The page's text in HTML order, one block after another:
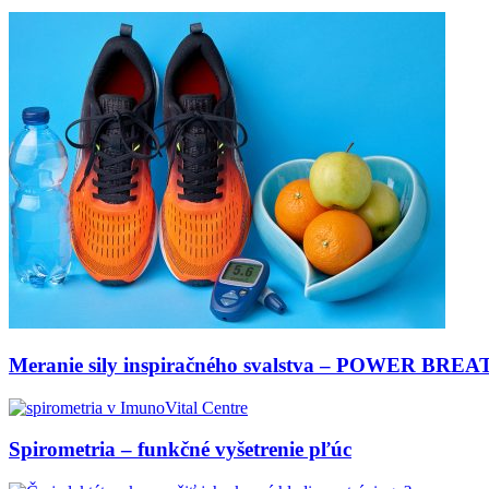
Meranie sily inspiračného svalstva – POWER
Spirometria – funkčné vyšetrenie pľúc